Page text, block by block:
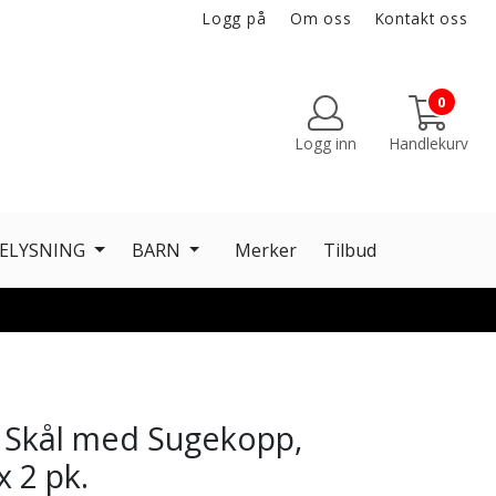
Logg på Om oss Kontakt oss
Logg inn
0
Handlekurv
BARN Merker Tilbud
med Sugekopp,
2 pk.